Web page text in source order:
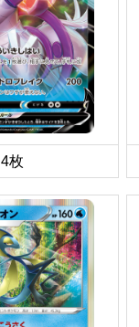
4枚